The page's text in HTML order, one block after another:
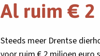
Al ruim €
Steeds meer Drentse